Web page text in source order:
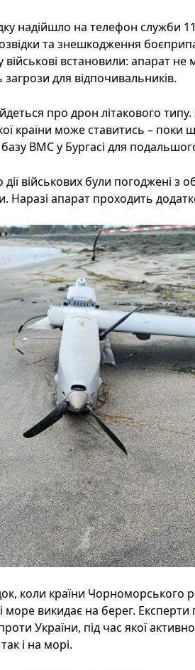
надійшло на телефон служби
та знешкодження
військові встановили: апарат не
для відпочивальників.
про дрон літакового типу.
країни може ставитись – поки
ВМС у Бургасі для
військових були погоджені з
апарат проходить
коли країни Чорноморського
викидає на берег. Експерти
України, під час якої
і на морі.